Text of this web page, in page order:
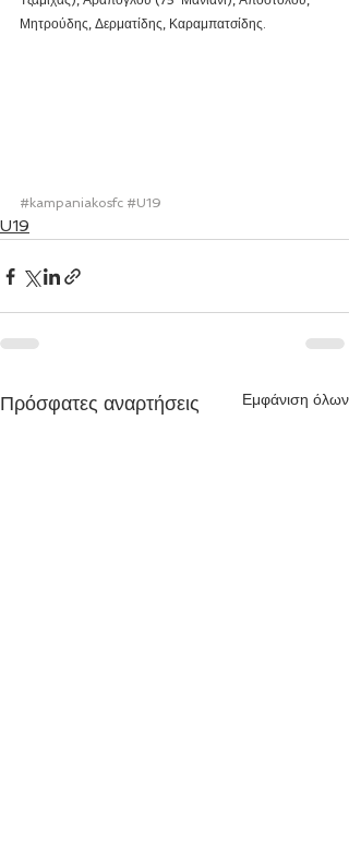
Μητρούδης, Δερματίδης, Καραμπατσίδης.
#kampaniakosfc #U19
U19
Πρόσφατες αναρτήσεις Εμφάνιση όλων